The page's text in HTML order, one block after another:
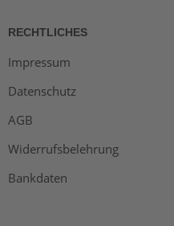
RECHTLICHES
Impressum
Datenschutz
AGB
Widerrufsbelehrung
Bankdaten